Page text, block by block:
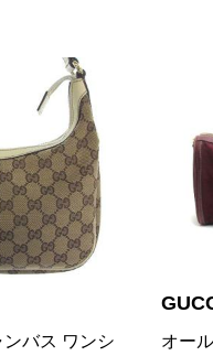
ェリーライ
トー